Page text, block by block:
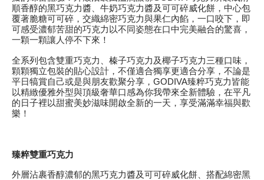
順香醇的黑巧克力醬、牛奶巧克力醬及可可碎威化餅，中心包
覆著脆糖可可碎，交織綿密巧克力與果仁內餡，一口咬下，即
可感受濃郁苦甜的巧克力以不同姿態在口中完美融合的驚喜，
一顆一顆讓人停不下來！
全系列包含雙重巧克力、榛子巧克力及椰子巧克力三種口味，
顆顆獨立包裝的貼心設計，不僅適合獨享更適合分享，不論是
平日犒賞自己或是與朋友歡聚分享，GODIVA臻粹巧克力皆能
以精緻優雅外型與頂級奢華口感為你我帶來全新體驗，在平凡
的日子裡以甜蜜美妙滋味開啟全新的一天，享受滿滿幸福與歡
樂！
臻粹雙重巧克力
外層沾裹香醇濃郁的黑巧克力醬及可可碎威化餅、搭配綿密黑